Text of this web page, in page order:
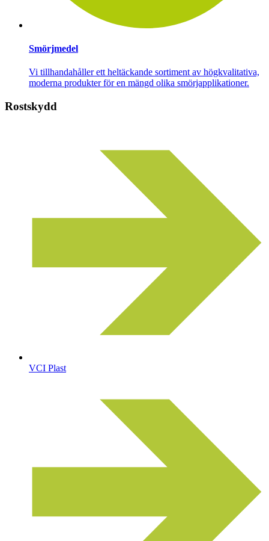
Smörjmedel
Vi tillhandahåller ett heltäckande sortiment av högkvalitativa,
moderna produkter för en mängd olika smörjapplikationer.
Rostskydd
VCI Plast